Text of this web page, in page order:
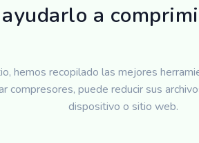
a
hemos recopilado las mejores
compresores, puede reducir sus
dispositivo o sitio web.